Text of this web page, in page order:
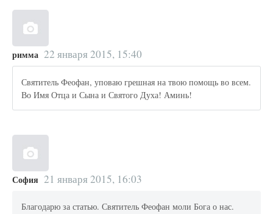
римма 22 января 2015, 15:40
Святитель Феофан, уповаю грешная на твою помощь во всем.
Во Имя Отца и Сына и Святого Духа! Аминь!
София 21 января 2015, 16:03
Благодарю за статью. Святитель Феофан моли Бога о нас.